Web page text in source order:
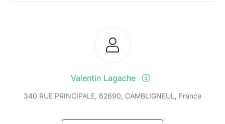
Valentin Lagache
340 RUE PRINCIPALE, 62690, CAMBLIGNEUL, France